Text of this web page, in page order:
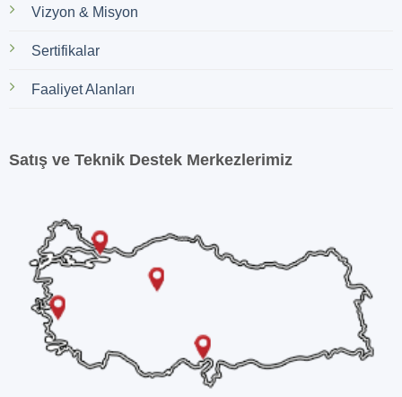
Vizyon & Misyon
Sertifikalar
Faaliyet Alanları
Satış ve Teknik Destek Merkezlerimiz